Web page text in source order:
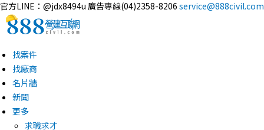
官方LINE：@jdx8494u 廣告專線(04)2358-8206 service@888civil.com
找案件
找廠商
名片牆
新聞
更多
求職求才